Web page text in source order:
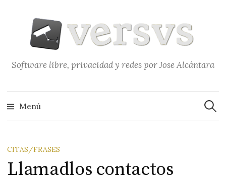
contenido
Software libre, privacidad y redes por Jose Alcántara
Menú
CITAS/FRASES
Llamadlos contactos